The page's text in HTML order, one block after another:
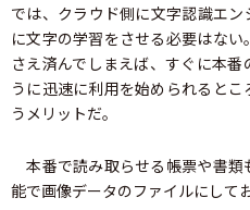
では、クラウド側に文字認識エ
に文字の学習をさせる必要はな
さえ済んでしまえば、すぐに本
うに迅速に利用を始められると
うメリットだ。
本番で読み取らせる帳票や書類
能で画像データのファイルにしてお